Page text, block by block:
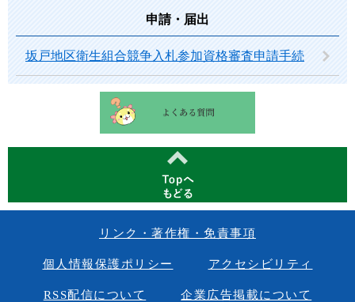
申請・届出
坂戸地区衛生組合競争入札参加資格審査申請手続
リンク・著作権・免責事項
個人情報保護ポリシー アクセシビリティ
RSS配信について 企業広告掲載について